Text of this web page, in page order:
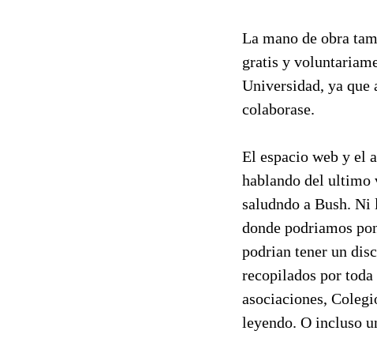
La mano de obra
gratis y
Universidad, ya que
colaborase.
El espacio web y el
hablando del ultimo
saludndo a Bush. Ni
donde podriamos
podrian tener un
recopilados por
asociaciones,
leyendo. O incluso